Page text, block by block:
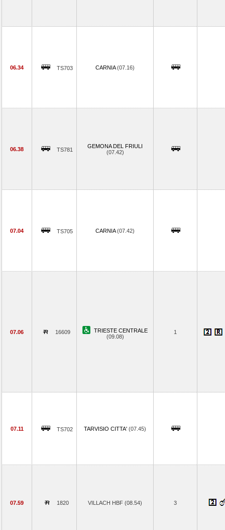
06.34 TS703 CARNIA(07.16)
06.38 TS781
GEMONA DEL FRIULI
(07.42)
07.04 TS705 CARNIA(07.42)
07.06 16609
TRIESTE CENTRALE
(09.08)
1
07.11 TS702 TARVISIO CITTA' (07.45)
07.59 1820 VILLACH HBF (08.54) 3